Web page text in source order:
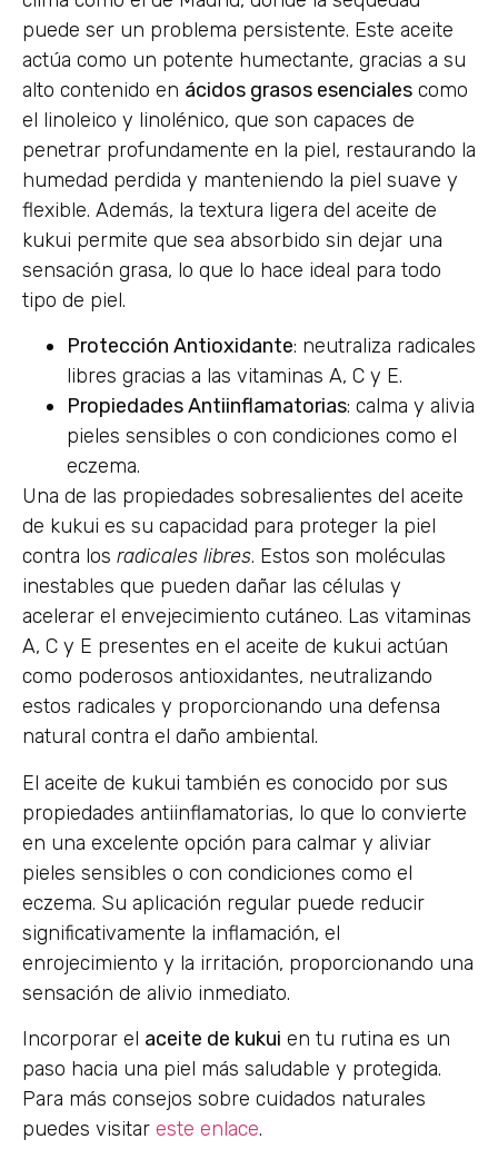
puede ser un problema persistente. Este aceite
actúa como un potente humectante, gracias a su
alto contenido en ácidos grasos esenciales como
el linoleico y linolénico, que son capaces de
penetrar profundamente en la piel, restaurando la
humedad perdida y manteniendo la piel suave y
flexible. Además, la textura ligera del aceite de
kukui permite que sea absorbido sin dejar una
sensación grasa, lo que lo hace ideal para todo
tipo de piel.
Protección Antioxidante: neutraliza radicales
libres gracias a las vitaminas A, C y E.
Propiedades Antiinflamatorias: calma y alivia
pieles sensibles o con condiciones como el
eczema.
Una de las propiedades sobresalientes del aceite
de kukui es su capacidad para proteger la piel
contra los radicales libres. Estos son moléculas
inestables que pueden dañar las células y
acelerar el envejecimiento cutáneo. Las vitaminas
A, C y E presentes en el aceite de kukui actúan
como poderosos antioxidantes, neutralizando
estos radicales y proporcionando una defensa
natural contra el daño ambiental.
El aceite de kukui también es conocido por sus
propiedades antiinflamatorias, lo que lo convierte
en una excelente opción para calmar y aliviar
pieles sensibles o con condiciones como el
eczema. Su aplicación regular puede reducir
significativamente la inflamación, el
enrojecimiento y la irritación, proporcionando una
sensación de alivio inmediato.
Incorporar el aceite de kukui en tu rutina es un
paso hacia una piel más saludable y protegida.
Para más consejos sobre cuidados naturales
puedes visitar este enlace.